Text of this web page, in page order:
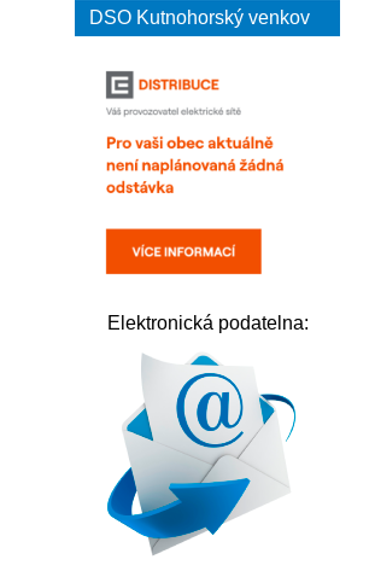
DSO Kutnohorský venkov
Elektronická podatelna: